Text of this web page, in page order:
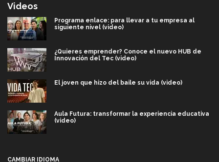
Videos
Programa enlace: para llevar a tu empresa al
siguiente nivel (video)
¿Quieres emprender? Conoce el nuevo HUB de
Innovación del Tec (video)
El joven que hizo del baile su vida (video)
Aula Futura: transformar la experiencia educativa
(video)
CAMBIAR IDIOMA